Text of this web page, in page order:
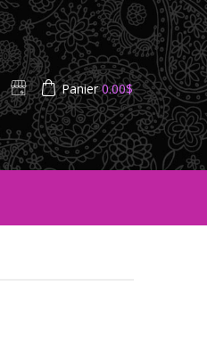
Panier0.00$